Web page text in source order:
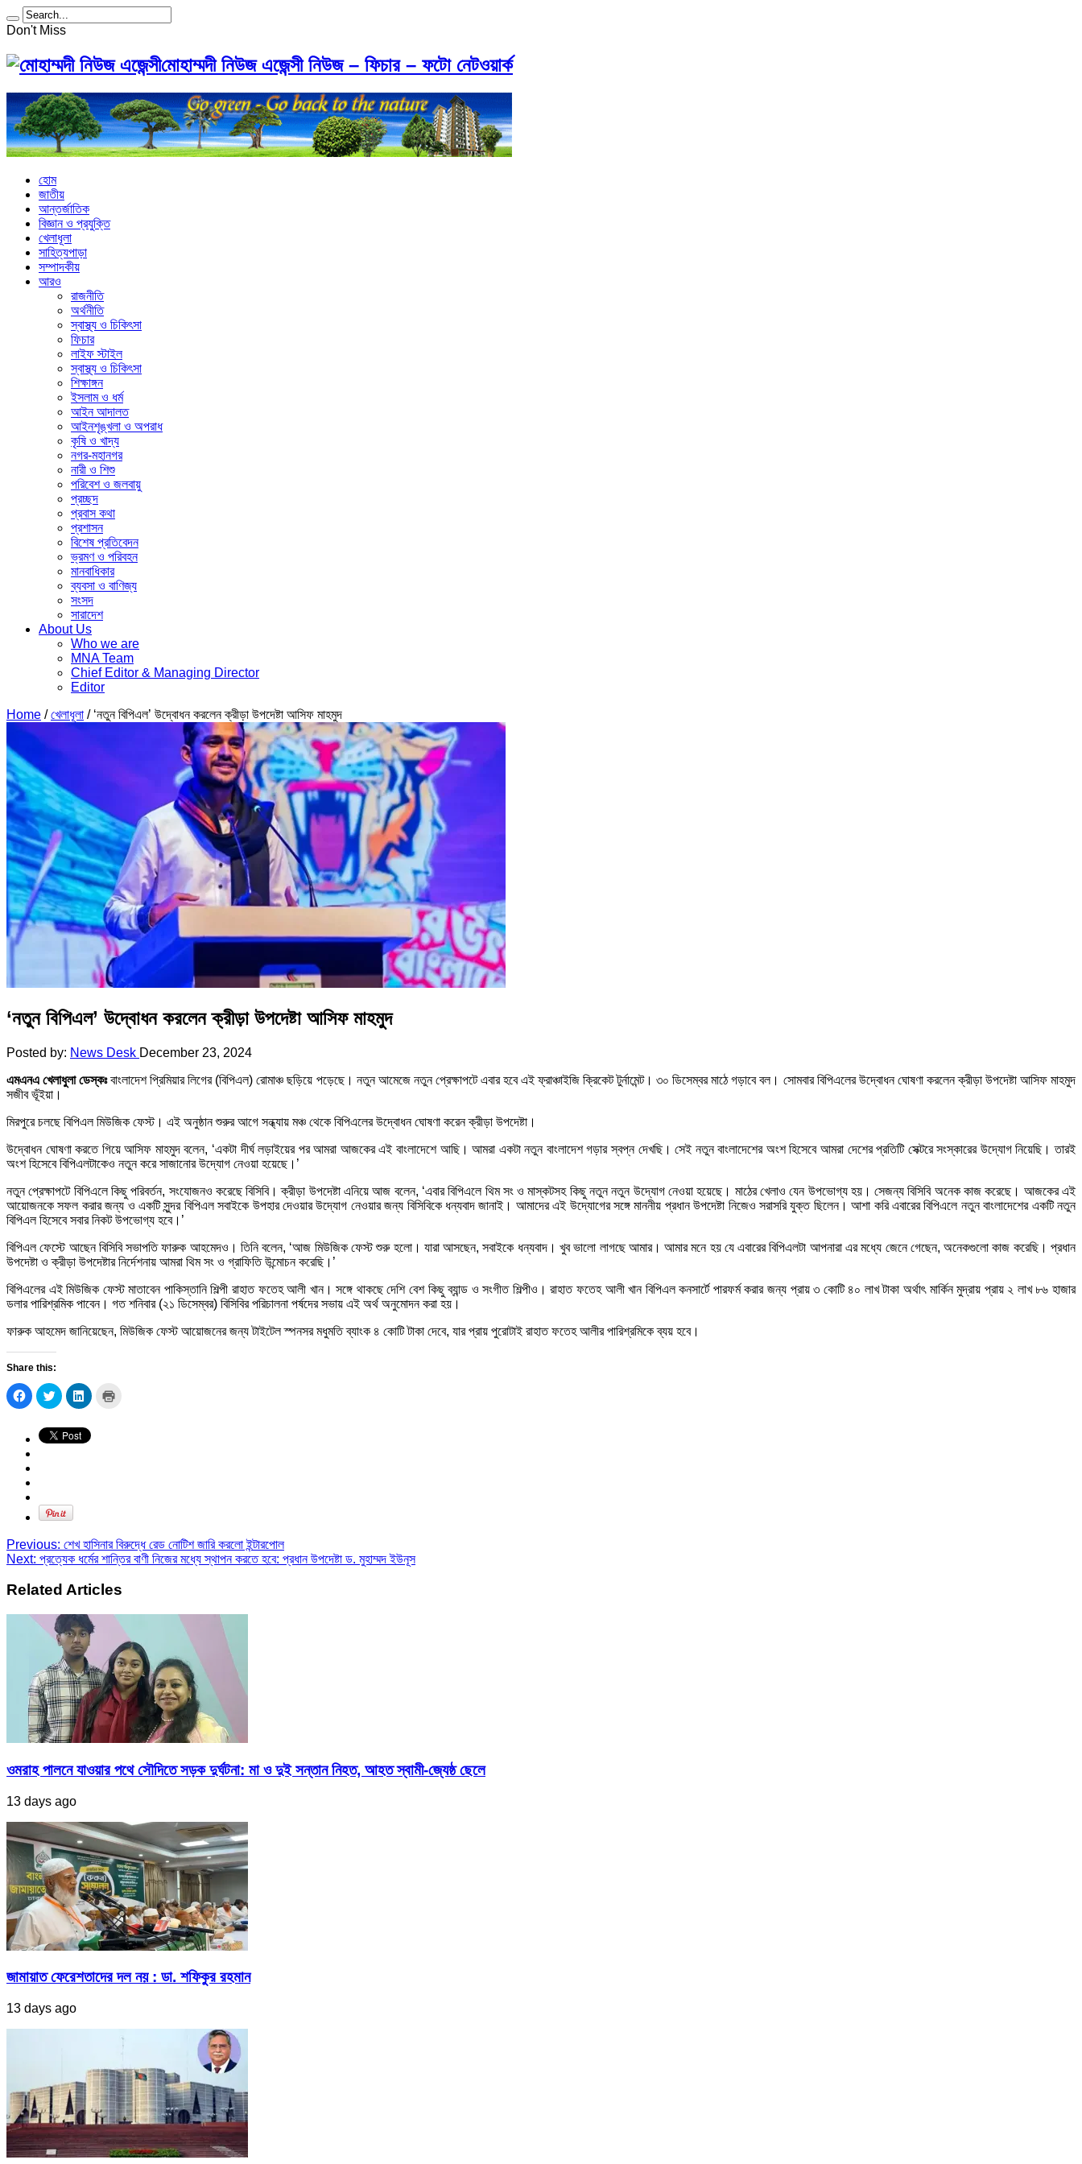
Don't Miss
মোহাম্মদী নিউজ এজেন্সী নিউজ – ফিচার – ফটো নেটওয়ার্ক
হোম
জাতীয়
আন্তর্জাতিক
বিজ্ঞান ও প্রযুক্তি
খেলাধূলা
সাহিত্যপাড়া
সম্পাদকীয়
আরও
রাজনীতি
অর্থনীতি
স্বাস্থ্য ও চিকিৎসা
ফিচার
লাইফ স্টাইল
স্বাস্থ্য ও চিকিৎসা
শিক্ষাঙ্গন
ইসলাম ও ধর্ম
আইন আদালত
আইনশৃঙ্খলা ও অপরাধ
কৃষি ও খাদ্য
নগর-মহানগর
নারী ও ‍শিশু
পরিবেশ ও জলবায়ু
প্রচ্ছদ
প্রবাস কথা
প্রশাসন
বিশেষ প্রতিবেদন
ভ্রমণ ও পরিবহন
মানবাধিকার
ব্যবসা ও বাণিজ্য
সংসদ
সারাদেশ
About Us
Who we are
MNA Team
Chief Editor & Managing Director
Editor
Home /খেলাধূলা / ‘নতুন বিপিএল’ উদ্বোধন করলেন ক্রীড়া উপদেষ্টা আসিফ মাহমুদ
‘নতুন বিপিএল’ উদ্বোধন করলেন ক্রীড়া উপদেষ্টা আসিফ মাহমুদ
Posted by: News Desk December 23, 2024
এমএনএ খেলাধুলা ডেস্কঃবাংলাদেশ প্রিমিয়ার লিগের (বিপিএল) রোমাঞ্চ ছড়িয়ে পড়েছে। নতুন আমেজে নতুন প্রেক্ষাপটে এবার হবে এই ফ্রাঞ্চাইজি ক্রিকেট টুর্নামেন্ট। ৩০ ডিসেম্বর মাঠে গড়াবে বল। সোমবার বিপিএলের উদ্বোধন ঘোষণা করলেন ক্রীড়া উপদেষ্টা আসিফ মাহমুদ
সজীব ভূঁইয়া।
মিরপুরে চলছে বিপিএল মিউজিক ফেস্ট। এই অনুষ্ঠান শুরুর আগে সন্ধ্যায় মঞ্চ থেকে বিপিএলের উদ্বোধন ঘোষণা করেন ক্রীড়া উপদেষ্টা।
উদ্বোধন ঘোষণা করতে গিয়ে আসিফ মাহমুদ বলেন, ‘একটা দীর্ঘ লড়াইয়ের পর আমরা আজকের এই বাংলাদেশে আছি। আমরা একটা নতুন বাংলাদেশ গড়ার স্বপ্ন দেখছি। সেই নতুন বাংলাদেশের অংশ হিসেবে আমরা দেশের প্রতিটি সেক্টরে সংস্কারের উদ্যোগ নিয়েছি। তারই
অংশ হিসেবে বিপিএলটাকেও নতুন করে সাজানোর উদ্যোগ নেওয়া হয়েছে।’
নতুন প্রেক্ষাপটে বিপিএলে কিছু পরিবর্তন, সংযোজনও করেছে বিসিবি। ক্রীড়া উপদেষ্টা এনিয়ে আজ বলেন, ‘এবার বিপিএলে থিম সং ও মাস্কটসহ কিছু নতুন নতুন উদ্যোগ নেওয়া হয়েছে। মাঠের খেলাও যেন উপভোগ্য হয়। সেজন্য বিসিবি অনেক কাজ করেছে। আজকের এই
আয়োজনকে সফল করার জন্য ও একটি সুন্দর বিপিএল সবাইকে উপহার দেওয়ার উদ্যোগ নেওয়ার জন্য বিসিবিকে ধন্যবাদ জানাই। আমাদের এই উদ্যোগের সঙ্গে মাননীয় প্রধান উপদেষ্টা নিজেও সরাসরি যুক্ত ছিলেন। আশা করি এবারের বিপিএলে নতুন বাংলাদেশের একটি নতুন
বিপিএল হিসেবে সবার নিকট উপভোগ্য হবে।’
বিপিএল ফেস্টে আছেন বিসিবি সভাপতি ফারুক আহমেদও। তিনি বলেন, ‘আজ মিউজিক ফেস্ট শুরু হলো। যারা আসছেন, সবাইকে ধন্যবাদ। খুব ভালো লাগছে আমার। আমার মনে হয় যে এবারের বিপিএলটা আপনারা এর মধ্যে জেনে গেছেন, অনেকগুলো কাজ করেছি। প্রধান
উপদেষ্টা ও ক্রীড়া উপদেষ্টার নির্দেশনায় আমরা থিম সং ও গ্রাফিতি উন্মোচন করেছি।’
বিপিএলের এই মিউজিক ফেস্ট মাতাবেন পাকিস্তানি শিল্পী রাহাত ফতেহ আলী খান। সঙ্গে থাকছে দেশি বেশ কিছু ব্যান্ড ও সংগীত শিল্পীও। রাহাত ফতেহ আলী খান বিপিএল কনসার্টে পারফর্ম করার জন্য প্রায় ৩ কোটি ৪০ লাখ টাকা অর্থাৎ মার্কিন মুদ্রায় প্রায় ২ লাখ ৮৬ হাজার
ডলার পারিশ্রমিক পাবেন। গত শনিবার (২১ ডিসেম্বর) বিসিবির পরিচালনা পর্ষদের সভায় এই অর্থ অনুমোদন করা হয়।
ফারুক আহমেদ জানিয়েছেন, মিউজিক ফেস্ট আয়োজনের জন্য টাইটেল স্পনসর মধুমতি ব্যাংক ৪ কোটি টাকা দেবে, যার প্রায় পুরোটাই রাহাত ফতেহ আলীর পারিশ্রমিকে ব্যয় হবে।
Share this:
Click
to
share
Facebook
(Opens
in
new
window)
Click
to
share
Twitter
(Opens
Click
to
LinkedIn
(Opens
Previous: শেখ হাসিনার বিরুদ্ধে রেড নোটিশ জারি করলো ইন্টারপোল
Next: প্রত্যেক ধর্মের শান্তির বাণী নিজের মধ্যে স্থাপন করতে হবে: প্রধান উপদেষ্টা ড. মুহাম্মদ ইউনূস
Related Articles
ওমরাহ পালনে যাওয়ার পথে সৌদিতে সড়ক দুর্ঘটনা: মা ও দুই সন্তান নিহত, আহত স্বামী-জ্যেষ্ঠ ছেলে
13 days ago
জামায়াত ফেরেশতাদের দল নয় : ডা. শফিকুর রহমান
13 days ago